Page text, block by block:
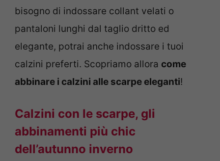
bisogno di indossare collant velati o
pantaloni lunghi dal taglio dritto ed
elegante, potrai anche indossare i tuoi
calzini preferti. Scopriamo allora come
abbinare i calzini alle scarpe eleganti!
Calzini con le scarpe, gli
abbinamenti più chic
dell’autunno inverno